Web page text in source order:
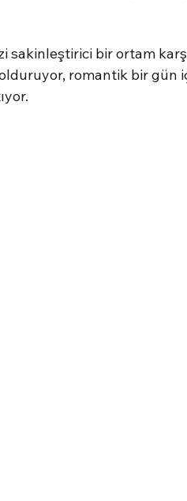
sakinleştirici bir ortam
romantik bir gün